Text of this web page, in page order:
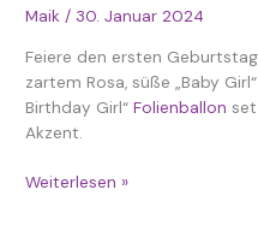
Maik/ 30. Januar 2024
Feiere den ersten
zartem Rosa, süße „Baby
Birthday Girl“Folienballon
Akzent.
Weiterlesen »